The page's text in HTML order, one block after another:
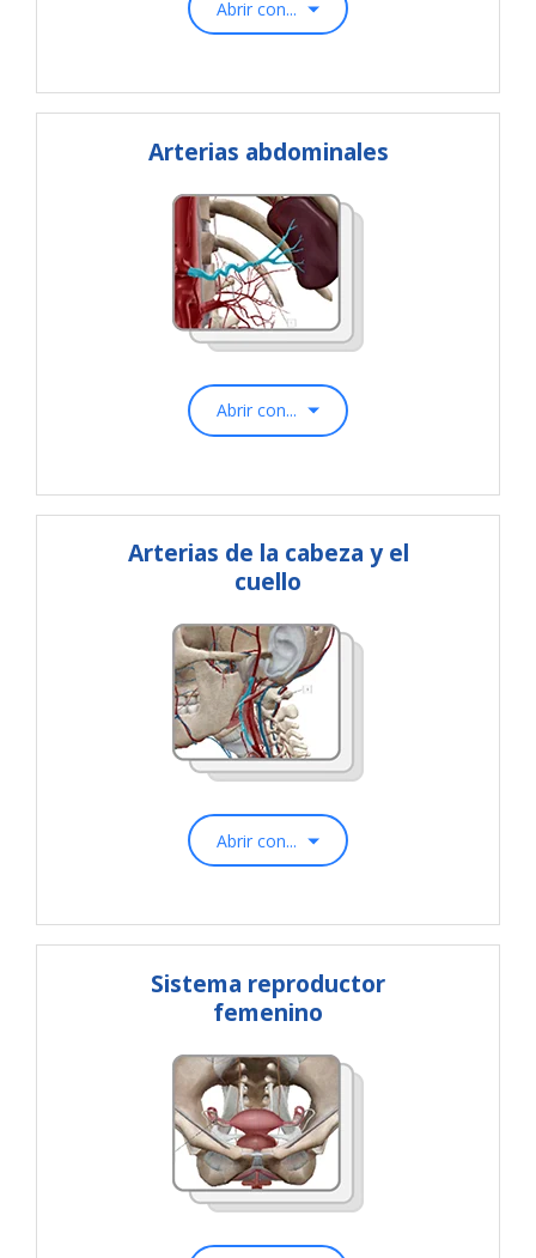
Abrir con...
Arterias abdominales
Abrir con...
Arterias de la cabeza y el
cuello
Abrir con...
Sistema reproductor
femenino